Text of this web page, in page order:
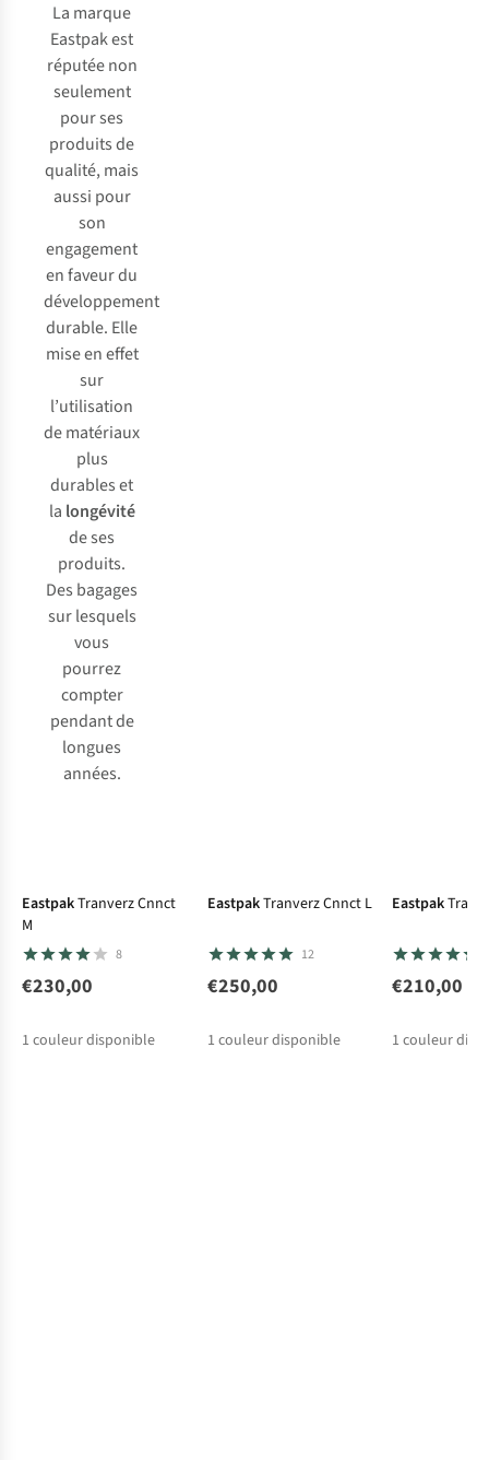
La marque
Eastpak est
réputée non
seulement
pour ses
produits de
qualité, mais
aussi pour
son
engagement
en faveur du
développement
durable. Elle
mise en effet
sur
l’utilisation
de matériaux
plus
durables et
la longévité
de ses
produits.
Des bagages
sur lesquels
vous
pourrez
compter
pendant de
longues
années.
EastpakTranverz Cnnct
M
8
€230,00
1 couleur disponible
EastpakTranverz Cnnct L
12
€250,00
1 couleur disponible
Eastpak
€210,00
1 couleur